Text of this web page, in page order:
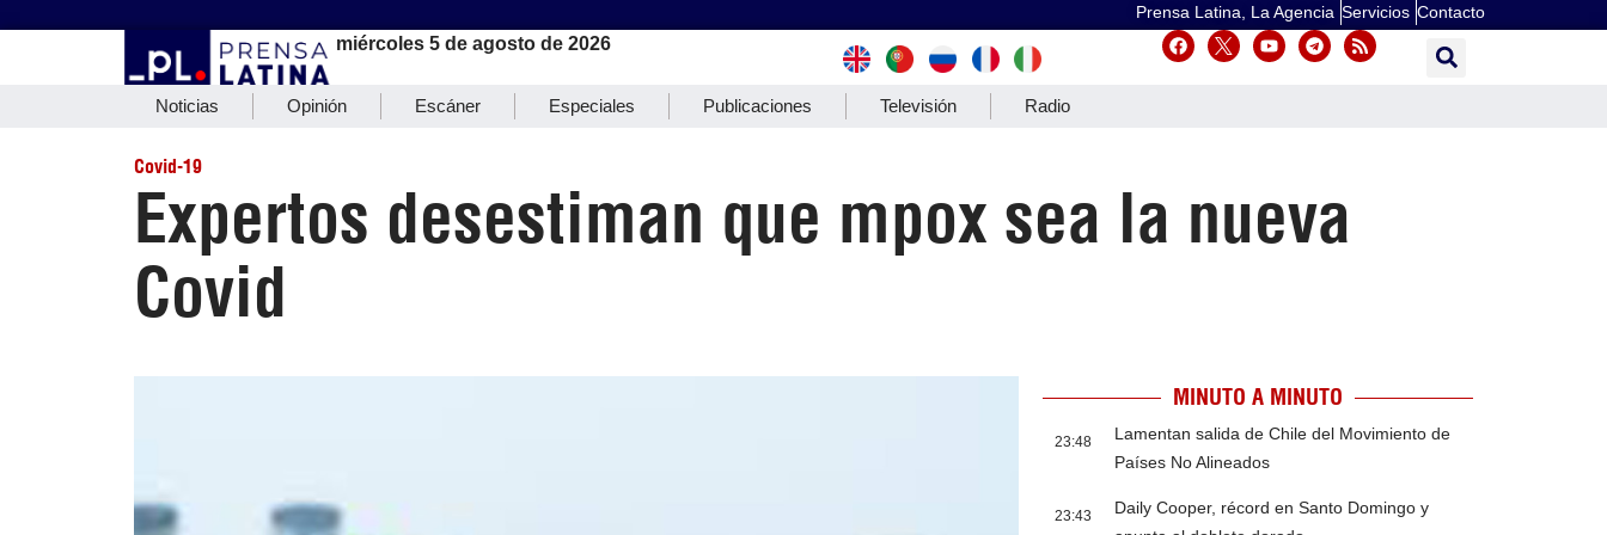
Prensa Latina, La Agencia Servicios Contacto
miércoles 5 de agosto de 2026
Noticias Opinión Escáner Especiales Publicaciones Televisión Radio
Covid-19
Expertos desestiman que mpox sea la nueva
Covid
MINUTO A MINUTO
23:48
Lamentan salida de Chile del Movimiento de
Países No Alineados
23:43
Daily Cooper, récord en Santo Domingo y